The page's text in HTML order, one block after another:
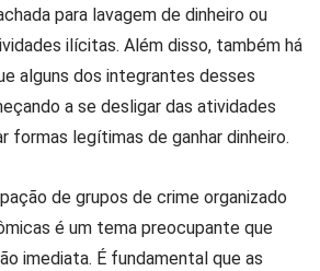
para lavagem de dinheiro ou
ilícitas. Além disso, também há
alguns dos integrantes desses
a se desligar das atividades
formas legítimas de ganhar dinheiro.
de grupos de crime organizado
é um tema preocupante que
imediata. É fundamental que as